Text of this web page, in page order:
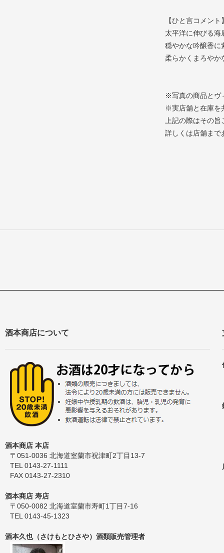
【ひと言コメント
太平洋に伸びる海
穏やかな吟醸香に
柔らかくまろやか
※写真の商品とヴ
※実店舗と在庫を
上記の際はその
詳しくは店舗まで
酒本商店について
酒本商店 本店
〒051-0036 北海道室蘭市祝津町2丁目13-7
TEL 0143-27-1111
FAX 0143-27-2310
酒本商店 寿店
〒050-0082 北海道室蘭市寿町1丁目7-16
TEL 0143-45-1323
酒本久也（さけもとひさや）酒類販売管理者